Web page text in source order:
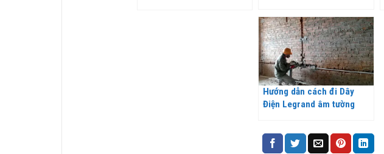
Hướng dẫn cách đi Dây
Điện Legrand âm tường